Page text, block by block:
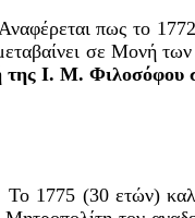
πως το
σε Μονή
της Ι. Μ. Φιλοσόφου
Το 1775 (30 ετών)